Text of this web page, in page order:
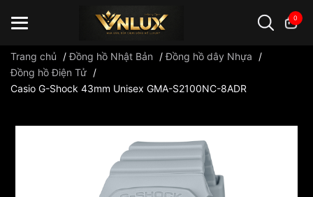
0
Đồng hồ casio đồng hồ G-Shock đồng hồ Orient ...
Trang chủ /Đồng hồ Nhật Bản /Đồng hồ dây Nhựa
/
Đồng hồ Điện Tử /
Casio G-Shock 43mm Unisex GMA-S2100NC-8ADR